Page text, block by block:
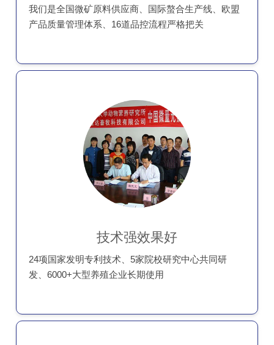
我们是全国微矿原料供应商、国际螯合生产线、欧盟
产品质量管理体系、16道品控流程严格把关
技术强效果好
24项国家发明专利技术、5家院校研究中心共同研
发、6000+大型养殖企业长期使用